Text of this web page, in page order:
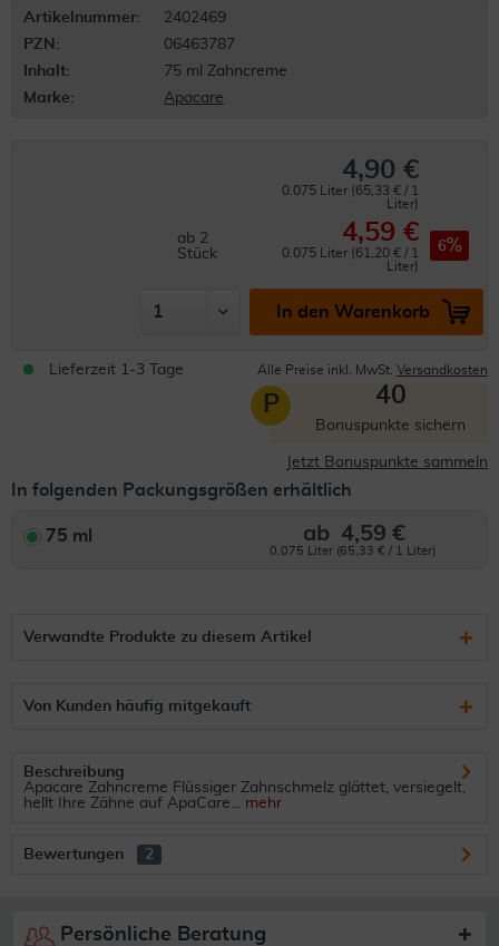
Artikelnummer:
2402469
PZN:
06463787
Inhalt:
75 ml Zahncreme
Marke:
Apacare
4,90 €
0.075 Liter (65,33 € / 1
Liter)
ab 2
Stück
4,59 €
0.075 Liter (61,20 € / 1
Liter)
6
In den Warenkorb
Lieferzeit 1-3 Tage Alle Preise inkl. MwSt. Versandkosten
P 40
Bonuspunkte sichern
Jetzt Bonuspunkte sammeln
In folgenden Packungsgrößen erhältlich
75 ml ab 4,59 €
0.075 Liter (65,33 € / 1 Liter)
Verwandte Produkte zu diesem Artikel
Von Kunden häufig mitgekauft
Beschreibung
Apacare Zahncreme Flüssiger Zahnschmelz glättet, versiegelt,
hellt Ihre Zähne auf ApaCare... mehr
Bewertungen 2
Persönliche Beratung